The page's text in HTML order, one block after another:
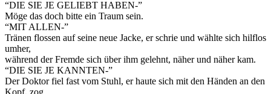
“DIE SIE JE GELIEBT HABEN-”
Möge das doch bitte ein Traum sein.
“MIT ALLEN-”
Tränen flossen auf seine neue Jacke, er schrie und wählte sich hilflos
umher,
während der Fremde sich über ihm gelehnt, näher und näher kam.
“DIE SIE JE KANNTEN-”
Der Doktor fiel fast vom Stuhl, er haute sich mit den Händen an den